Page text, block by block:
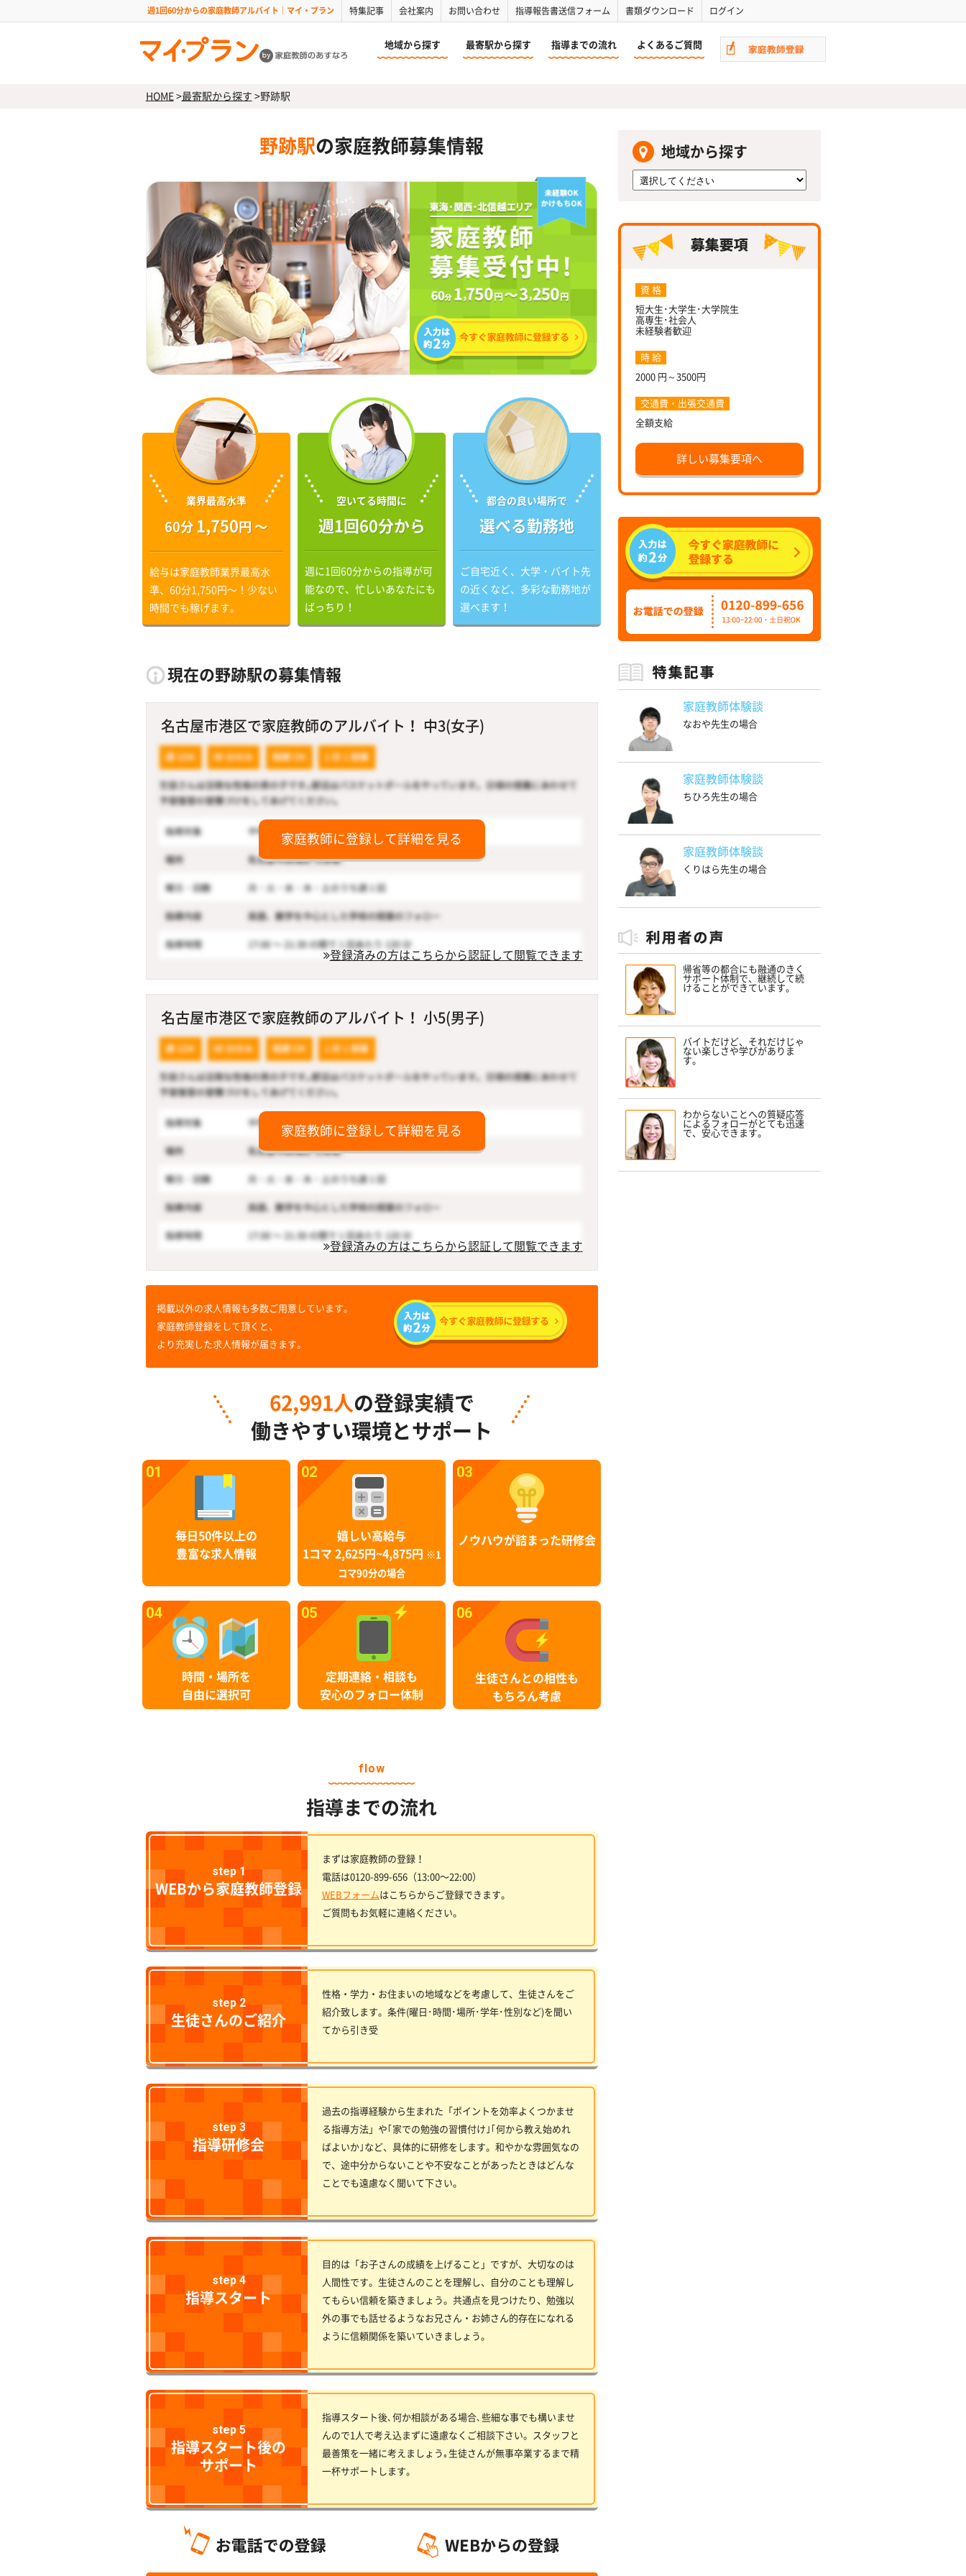
週1回60分からの家庭教師アルバイト｜マイ・プラン 特集記事 会社案内 お問い合わせ 指導報告書送信フォーム 書類ダウンロード ログイン
地域から探す 最寄駅から探す 指導までの流れ よくあるご質問
HOME>最寄駅から探す >野跡駅
野跡駅の家庭教師募集情報
業界最高水準
60分 1,750円 〜
給与は家庭教師業界最高水
準、60分1,750円〜！少ない
時間でも稼げます。
空いてる時間に
週1回60分から
週に1回60分からの指導が可
能なので、忙しいあなたにも
ばっちり！
都合の良い場所で
選べる勤務地
ご自宅近く、大学・バイト先
の近くなど、多彩な勤務地が
選べます！
現在の野跡駅の募集情報
名古屋市港区で家庭教師のアルバイト！ 中3(女子)
家庭教師に登録して詳細を見る
登録済みの方はこちらから認証して閲覧できます
名古屋市港区で家庭教師のアルバイト！ 小5(男子)
家庭教師に登録して詳細を見る
登録済みの方はこちらから認証して閲覧できます
掲載以外の求人情報も多数ご用意しています。
家庭教師登録をして頂くと、
より充実した求人情報が届きます。
62,991人 の登録実績で
働きやすい環境とサポート
01
毎日50件以上の
豊富な求人情報
02
嬉しい高給与
1コマ 2,625円~4,875円
※1
コマ90分の場合
03
ノウハウが詰まった研修会
04
時間・場所を
自由に選択可
05
定期連絡・相談も
安心のフォロー体制
06
生徒さんとの相性も
もちろん考慮
flow
指導までの流れ
step 1
WEBから家庭教師登録
まずは家庭教師の登録！
電話は0120-899-656（13:00〜22:00）
WEBフォームはこちらからご登録できます。
ご質問もお気軽に連絡ください。
step 2
生徒さんのご紹介
性格・学力・お住まいの地域などを考慮して、生徒さんをご
紹介致します。条件(曜日･時間･場所･学年･性別など)を聞い
てから引き受
step 3
指導研修会
過去の指導経験から生まれた「ポイントを効率よくつかませ
る指導方法」や｢家での勉強の習慣付け｣｢何から教え始めれ
ばよいか｣など、具体的に研修をします。和やかな雰囲気なの
で、途中分からないことや不安なことがあったときはどんな
ことでも遠慮なく聞いて下さい。
step 4
指導スタート
目的は「お子さんの成績を上げること」ですが、大切なのは
人間性です。生徒さんのことを理解し、自分のことも理解し
てもらい信頼を築きましょう。共通点を見つけたり、勉強以
外の事でも話せるようなお兄さん・お姉さん的存在になれる
ように信頼関係を築いていきましょう。
step 5
指導スタート後の
サポート
指導スタート後､何か相談がある場合､些細な事でも構いませ
んので1人で考え込まずに遠慮なくご相談下さい。スタッフと
最善策を一緒に考えましょう｡生徒さんが無事卒業するまで精
一杯サポートします。
地域から探す
資 格
短大生･大学生･大学院生
高専生･社会人
未経験者歓迎
時 給
2000 円～3500円
交通費・出張交通費
全額支給
詳しい募集要項へ
家庭教師体験談
なおや先生の場合
家庭教師体験談
ちひろ先生の場合
家庭教師体験談
くりはら先生の場合
帰省等の都合にも融通のきく
サポート体制で、継続して続
けることができています。
バイトだけど、それだけじゃ
ない楽しさや学びがありま
す。
わからないことへの質疑応答
によるフォローがとても迅速
で、安心できます。